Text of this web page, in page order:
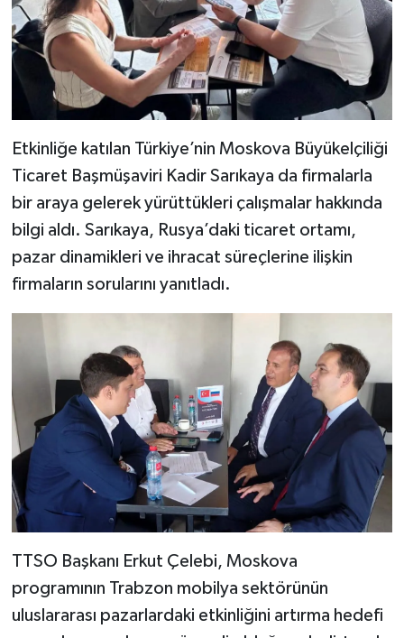
Etkinliğe katılan Türkiye’nin Moskova Büyükelçiliği
Ticaret Başmüşaviri Kadir Sarıkaya da firmalarla
bir araya gelerek yürüttükleri çalışmalar hakkında
bilgi aldı. Sarıkaya, Rusya’daki ticaret ortamı,
pazar dinamikleri ve ihracat süreçlerine ilişkin
firmaların sorularını yanıtladı.
TTSO Başkanı Erkut Çelebi, Moskova
programının Trabzon mobilya sektörünün
uluslararası pazarlardaki etkinliğini artırma hedefi